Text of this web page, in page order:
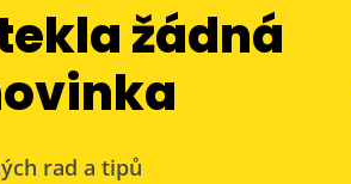
žádná
rad a tipů